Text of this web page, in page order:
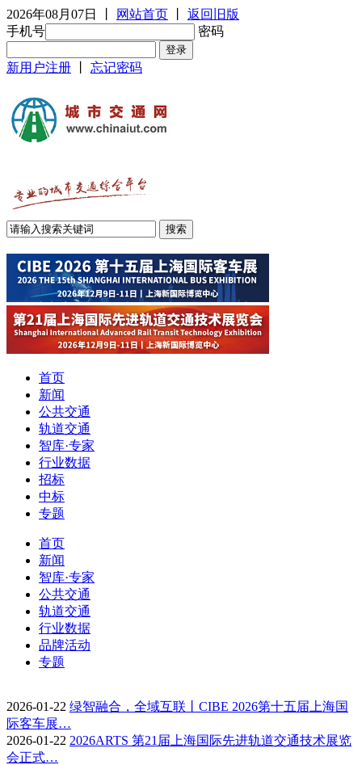
2026年08月07日 网站首页
返回旧版
手机号
密码
新用户注册 忘记密码
首页
新闻
公共交通
轨道交通
智库·专家
行业数据
招标
中标
专题
首页
新闻
智库·专家
公共交通
轨道交通
行业数据
品牌活动
专题
2026-01-22 绿智融合，全域互联丨CIBE 2026第十五届上海国
际客车展…
2026-01-22 2026ARTS 第21届上海国际先进轨道交通技术展览
会正式…